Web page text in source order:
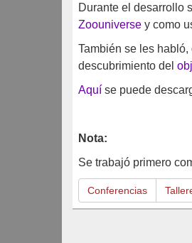
Durante el desarrollo
Zoouniverse y como
También se les
descubrimiento del
Aquí se puede
Nota:
Se trabajó primero
Conferencias